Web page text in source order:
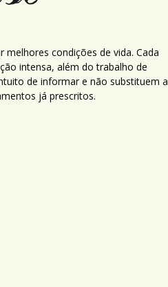
condições de vida. Cada
intensa, além do trabalho de
de informar e não substituem a
já prescritos.